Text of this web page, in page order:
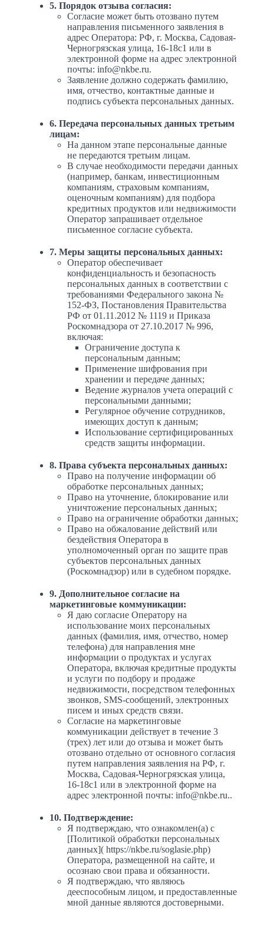
5. Порядок отзыва согласия:
Согласие может быть отозвано путем
направления письменного заявления в
адрес Оператора: РФ, г. Москва, Садовая-
Черногрязская улица, 16-18с1 или в
электронной форме на адрес электронной
почты: info@nkbe.ru.
Заявление должно содержать фамилию,
имя, отчество, контактные данные и
подпись субъекта персональных данных.
6. Передача персональных данных третьим
лицам:
На данном этапе персональные данные
не передаются третьим лицам.
В случае необходимости передачи данных
(например, банкам, инвестиционным
компаниям, страховым компаниям,
оценочным компаниям) для подбора
кредитных продуктов или недвижимости
Оператор запрашивает отдельное
письменное согласие субъекта.
7. Меры защиты персональных данных:
Оператор обеспечивает
конфиденциальность и безопасность
персональных данных в соответствии с
требованиями Федерального закона №
152-ФЗ, Постановления Правительства
РФ от 01.11.2012 № 1119 и Приказа
Роскомнадзора от 27.10.2017 № 996,
включая:
Ограничение доступа к
персональным данным;
Применение шифрования при
хранении и передаче данных;
Ведение журналов учета операций с
персональными данными;
Регулярное обучение сотрудников,
имеющих доступ к данным;
Использование сертифицированных
средств защиты информации.
8. Права субъекта персональных данных:
Право на получение информации об
обработке персональных данных;
Право на уточнение, блокирование или
уничтожение персональных данных;
Право на ограничение обработки данных;
Право на обжалование действий или
бездействия Оператора в
уполномоченный орган по защите прав
субъектов персональных данных
(Роскомнадзор) или в судебном порядке.
9. Дополнительное согласие на
маркетинговые коммуникации:
Я даю согласие Оператору на
использование моих персональных
данных (фамилия, имя, отчество, номер
телефона) для направления мне
информации о продуктах и услугах
Оператора, включая кредитные продукты
и услуги по подбору и продаже
недвижимости, посредством телефонных
звонков, SMS-сообщений, электронных
писем и иных средств связи.
Согласие на маркетинговые
коммуникации действует в течение 3
(трех) лет или до отзыва и может быть
отозвано отдельно от основного согласия
путем направления заявления на РФ, г.
Москва, Садовая-Черногрязская улица,
16-18с1 или в электронной форме на
адрес электронной почты: info@nkbe.ru..
10. Подтверждение:
Я подтверждаю, что ознакомлен(а) с
[Политикой обработки персональных
данных]( https://nkbe.ru/soglasie.php)
Оператора, размещенной на сайте, и
осознаю свои права и обязанности.
Я подтверждаю, что являюсь
дееспособным лицом, и предоставленные
мной данные являются достоверными.